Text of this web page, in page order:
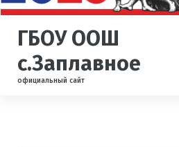
и
ГБОУ ООШ
с.Заплавное
официальный сайт